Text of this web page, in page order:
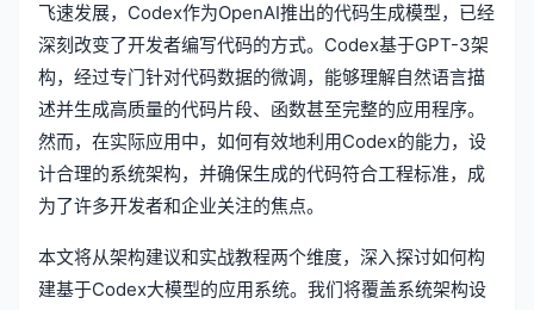
飞速发展，Codex作为OpenAI推出的代码生成模型，已经
深刻改变了开发者编写代码的方式。Codex基于GPT-3架
构，经过专门针对代码数据的微调，能够理解自然语言描
述并生成高质量的代码片段、函数甚至完整的应用程序。
然而，在实际应用中，如何有效地利用Codex的能力，设
计合理的系统架构，并确保生成的代码符合工程标准，成
为了许多开发者和企业关注的焦点。
本文将从架构建议和实战教程两个维度，深入探讨如何构
建基于Codex大模型的应用系统。我们将覆盖系统架构设